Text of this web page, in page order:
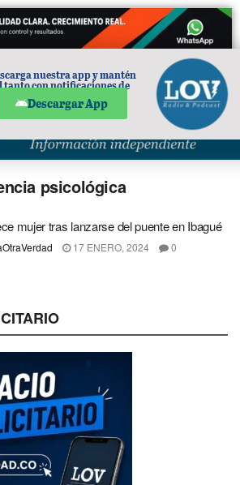
PUBLICIDAD
psicológica
mujer tras lanzarse del puente en Ibagué
17 ENERO, 2024 0
nuestra app y mantén
tanto con notificaciones de
Descargar App